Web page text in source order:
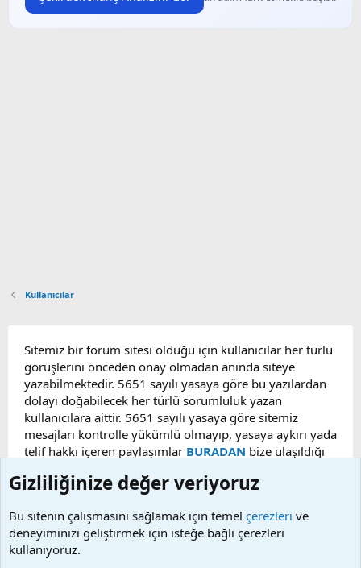
Kullanıcılar
Sitemiz bir forum sitesi olduğu için kullanıcılar her türlü
görüşlerini önceden onay olmadan anında siteye
yazabilmektedir. 5651 sayılı yasaya göre bu yazılardan
dolayı doğabilecek her türlü sorumluluk yazan
kullanıcılara aittir. 5651 sayılı yasaya göre sitemiz
mesajları kontrolle yükümlü olmayıp, yasaya aykırı yada
telif hakkı içeren paylaşımlar BURADAN bize ulaşıldığı
kaldırılacaktır. Sitemizde Bulunan Videolar YouTube,
alınmaktadır. Telif hakları sorumluluğu bu sitelere aittir.
Videoların hiç biri sunucularımızda bulunmamaktadır.
Gizliliğinize değer veriyoruz
Bu sitenin çalışmasını sağlamak için temel çerezleri ve
deneyiminizi geliştirmek için isteğe bağlı çerezleri
kullanıyoruz.